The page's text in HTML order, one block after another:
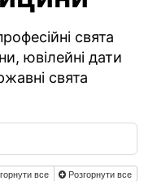
свята
ювілейні дати
свята
все Розгорнути все